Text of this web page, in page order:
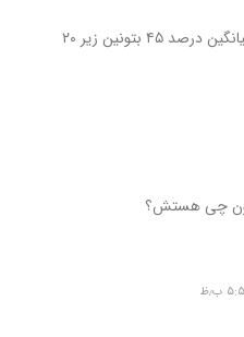
والا من فکر میکنم حدودا با میانگین درصد ۴۵ بتونین زیر ۲۰
چی هستش؟